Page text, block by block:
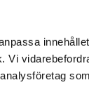
som att du
Sverige.
För att kunna